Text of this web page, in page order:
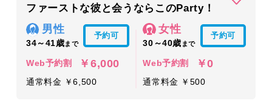
ファーストな彼と会うならこのParty！
男性
34～41歳まで
予約可
Web予約割 ￥6,000
通常料金 ￥6,500
女性
30～40歳 まで
予約可
Web予約割 ￥0
通常料金 ￥500